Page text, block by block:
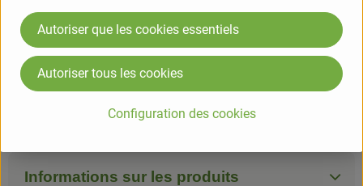
betterave**1) 16%, épinards** 8%, chou frisé** 6%. 1)
acide lactique fermenté
*issu de l'agriculture biologique
** issu de l'agriculture biodynamique (demeter)
Informations sur les produits
Configuration des cookies
Autoriser que les cookies essentiels
Autoriser tous les cookies